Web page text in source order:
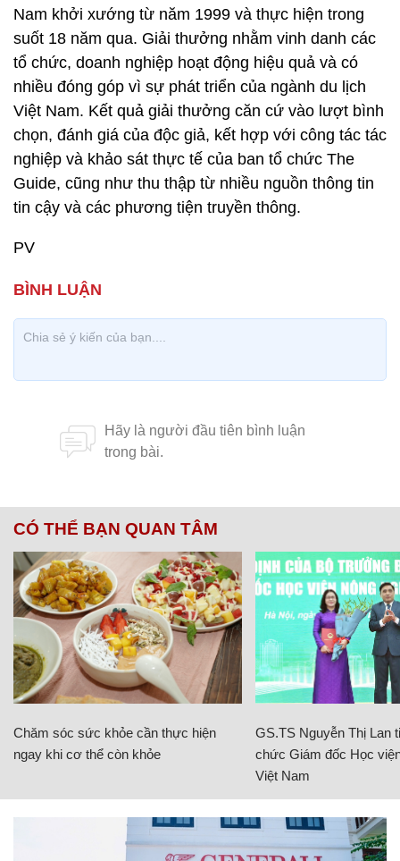
Nam khởi xướng từ năm 1999 và thực hiện trong
suốt 18 năm qua. Giải thưởng nhằm vinh danh các
tổ chức, doanh nghiệp hoạt động hiệu quả và có
nhiều đóng góp vì sự phát triển của ngành du lịch
Việt Nam. Kết quả giải thưởng căn cứ vào lượt bình
chọn, đánh giá của độc giả, kết hợp với công tác tác
nghiệp và khảo sát thực tế của ban tổ chức The
Guide, cũng như thu thập từ nhiều nguồn thông tin
tin cậy và các phương tiện truyền thông.
PV
CÓ THỂ BẠN QUAN TÂM
Chăm sóc sức khỏe cần thực hiện
ngay khi cơ thể còn khỏe
GS.TS Nguyễn Thị Lan
chức Giám đốc Học
Việt Nam